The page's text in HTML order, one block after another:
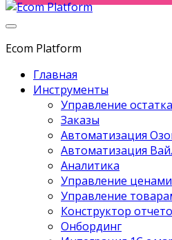
Ecom Platform
Главная
Инструменты
Управление
Заказы
Автоматизация
Автоматизация
Аналитика
Управление ценами
Управление
Конструктор
Онбординг